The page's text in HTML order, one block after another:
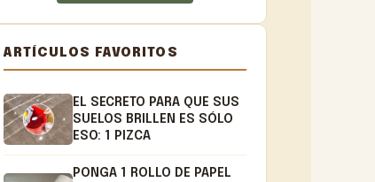
ARTÍCULOS FAVORITOS
EL SECRETO PARA QUE SUS
SUELOS BRILLEN ES SÓLO
ESO: 1 PIZCA
PONGA 1 ROLLO DE PAPEL